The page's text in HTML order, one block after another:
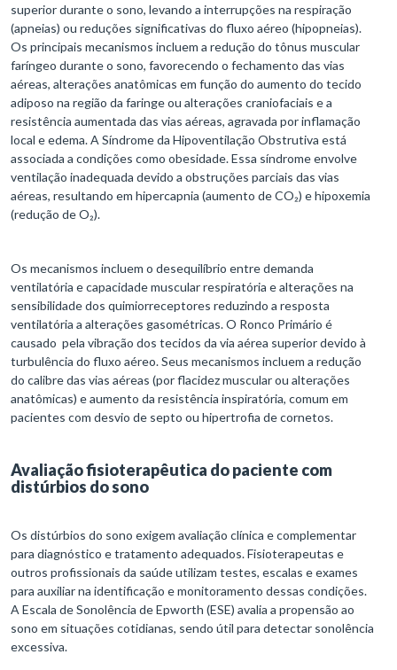
superior durante o sono, levando a interrupções na respiração
(apneias) ou reduções significativas do fluxo aéreo (hipopneias).
Os principais mecanismos incluem a redução do tônus muscular
faríngeo durante o sono, favorecendo o fechamento das vias
aéreas, alterações anatômicas em função do aumento do tecido
adiposo na região da faringe ou alterações craniofaciais e a
resistência aumentada das vias aéreas, agravada por inflamação
local e edema. A Síndrome da Hipoventilação Obstrutiva está
associada a condições como obesidade. Essa síndrome envolve
ventilação inadequada devido a obstruções parciais das vias
aéreas, resultando em hipercapnia (aumento de CO₂) e hipoxemia
(redução de O₂).
Os mecanismos incluem o desequilíbrio entre demanda
ventilatória e capacidade muscular respiratória e alterações na
sensibilidade dos quimiorreceptores reduzindo a resposta
ventilatória a alterações gasométricas. O Ronco Primário é
causado pela vibração dos tecidos da via aérea superior devido à
turbulência do fluxo aéreo. Seus mecanismos incluem a redução
do calibre das vias aéreas (por flacidez muscular ou alterações
anatômicas) e aumento da resistência inspiratória, comum em
pacientes com desvio de septo ou hipertrofia de cornetos.
Avaliação fisioterapêutica do paciente com
distúrbios do sono
Os distúrbios do sono exigem avaliação clínica e complementar
para diagnóstico e tratamento adequados. Fisioterapeutas e
outros profissionais da saúde utilizam testes, escalas e exames
para auxiliar na identificação e monitoramento dessas condições.
A Escala de Sonolência de Epworth (ESE) avalia a propensão ao
sono em situações cotidianas, sendo útil para detectar sonolência
excessiva.